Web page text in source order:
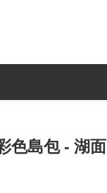
色島包 - 湖面